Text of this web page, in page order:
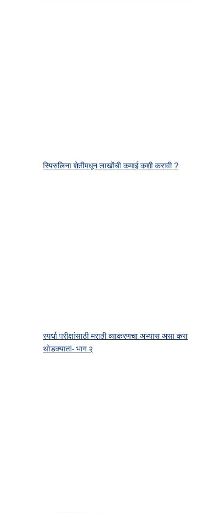
स्पिरुलिना शेतीमधून लाखोंची कमाई कशी करावी ?
स्पर्धा परीक्षांसाठी मराठी व्याकरणचा अभ्यास असा करा
थोडक्यात!- भाग २